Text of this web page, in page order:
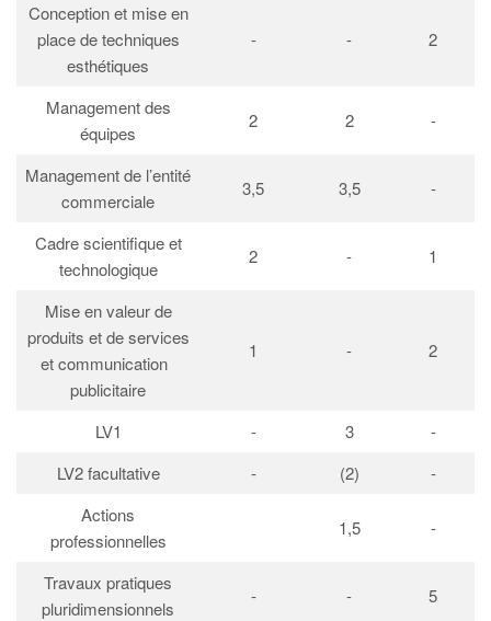
Conception et mise en
place de techniques
esthétiques
- - 2
Management des
équipes
2 2 -
Management de l’entité
commerciale
3,5 3,5 -
Cadre scientifique et
technologique
2 - 1
Mise en valeur de
produits et de services
et communication
publicitaire
1 - 2
LV1 - 3
-
LV2 facultative
- (2)
-
Actions
professionnelles
1,5 -
Travaux pratiques
pluridimensionnels
- - 5